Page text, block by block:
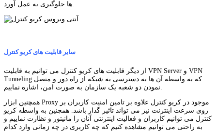
سایر قابلیت های کریو کنترل
از دیگر قابلیت های کریو کنترل می توانیم به قابلیت VPN Server و VPN
Tunneling که به واسطه آن ها به دسترسی به شبکه از راه دور و متصل
نمودن دو شعبه یک سازمان به صورت امن، اشاره نماییم.
همچنین ابزار Proxy موجود در کریو کنترل علاوه بر تامین امنیت کاربران بر
روی سرعت اینترنت نیز می تواند تاثیر گذار باشد. همچنین به واسطه کریو
کنترل می توانیم کاربران و فعالیت اینترنتی آنان را مانیتور و نظارت نماییم و
به راحتی می توانیم مشاهده کنیم که چه کاربری در چه زمانی وارد کدام